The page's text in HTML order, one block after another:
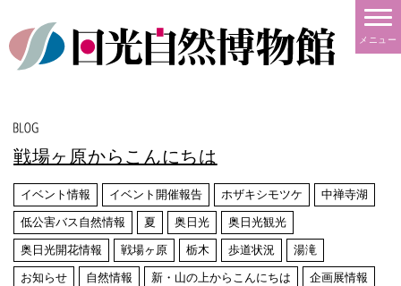
メニュー
戦場ヶ原からこんにちは
イベント情報 イベント開催報告 ホザキシモツケ 中禅寺湖
低公害バス自然情報 夏 奥日光 奥日光観光
奥日光開花情報 戦場ヶ原 栃木 歩道状況 湯滝
お知らせ 自然情報 新・山の上からこんにちは 企画展情報